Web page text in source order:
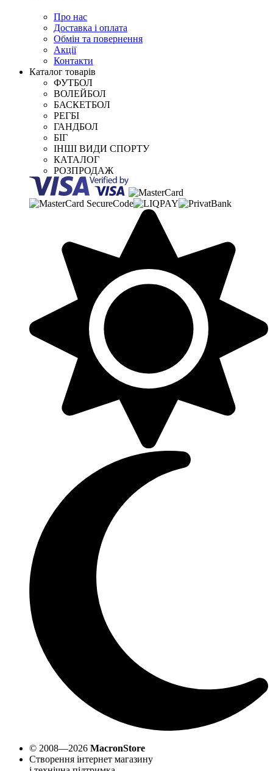
Про нас
Доставка і оплата
Обмін та повернення
Акції
Контакти
Каталог товарів
ФУТБОЛ
ВОЛЕЙБОЛ
БАСКЕТБОЛ
РЕГБІ
ГАНДБОЛ
БІГ
ІНШІ ВИДИ СПОРТУ
КАТАЛОГ
РОЗПРОДАЖ
© 2008—2026 MacronStore
Створення інтернет магазину